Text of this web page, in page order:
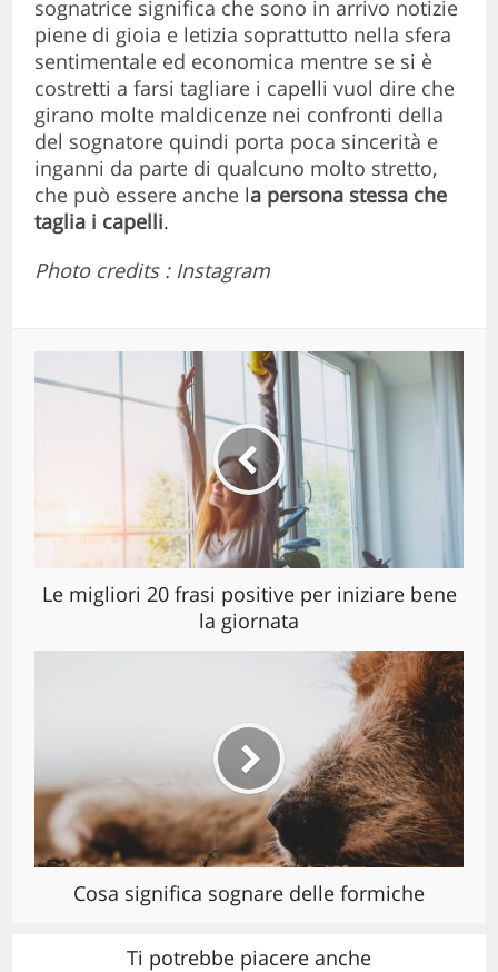
sognatrice significa che sono in arrivo notizie
piene di gioia e letizia soprattutto nella sfera
sentimentale ed economica mentre se si è
costretti a farsi tagliare i capelli vuol dire che
girano molte maldicenze nei confronti della
del sognatore quindi porta poca sincerità e
inganni da parte di qualcuno molto stretto,
che può essere anche la persona stessa che
taglia i capelli.
Photo credits : Instagram
Le migliori 20 frasi positive per iniziare bene
la giornata
Cosa significa sognare delle formiche
Ti potrebbe piacere anche